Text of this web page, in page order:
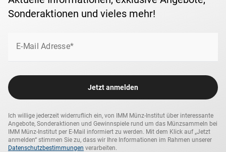
Stück weltweitbestätigt.
Sonderaktionen und vieles mehr!
E-Mail Adresse*
Jetzt anmelden
Ich willige jederzeit widerruflich ein, von IMM Münz-Institut über interessante
Angebote, Sonderaktionen und Gewinnspiele rund um das Münzsammeln bei
IMM Münz-Institut per E-Mail informiert zu werden. Mit dem Klick auf „Jetzt
anmelden“ stimmen Sie zu, dass wir Ihre Informationen im Rahmen unserer
Datenschutzbestimmungen verarbeiten.